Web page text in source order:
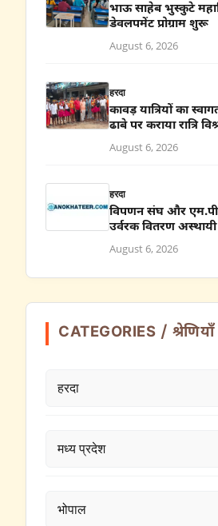
भाऊ साहेब भुस्कुटे
डेवलपमेंट प्रोग्राम शुरू
August 6, 2026
हरदा
कावड़ यात्रियों का
ढाबे पर कराया रात्रि
August 6, 2026
हरदा
विपणन संघ और एम.पी.
उर्वरक वितरण
August 6, 2026
CATEGORIES / श्रेणियाँ
हरदा
मध्य प्रदेश
भोपाल